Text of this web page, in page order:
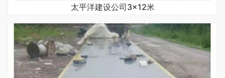
太平洋建设公司3×12米